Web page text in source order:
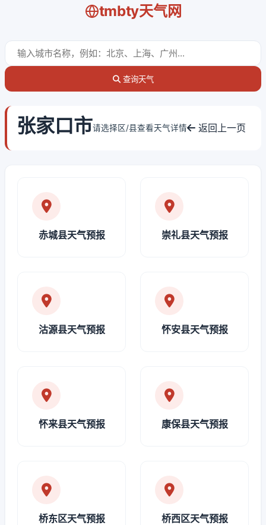
tmbty天气网
查询天气
张家口市请选择区/县查看天气详情 返回上一页
赤城县天气预报 崇礼县天气预报
沽源县天气预报 怀安县天气预报
怀来县天气预报 康保县天气预报
桥东区天气预报 桥西区天气预报